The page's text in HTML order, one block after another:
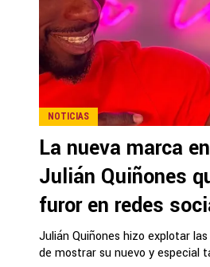
NOTICIAS
La nueva marca
Julián Quiñones
furor en redes
Julián Quiñones hizo explotar
de mostrar su nuevo y especial